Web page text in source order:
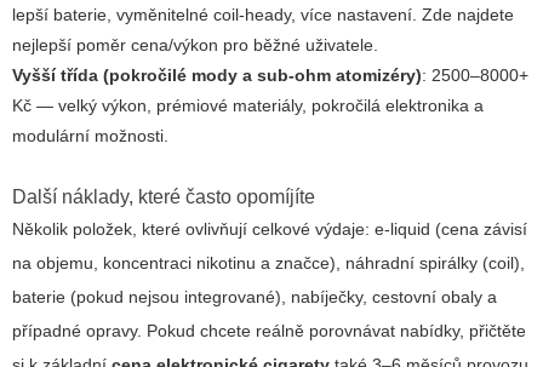
lepší baterie, vyměnitelné coil-heady, více nastavení. Zde najdete
nejlepší poměr cena/výkon pro běžné uživatele.
Vyšší třída (pokročilé mody a sub-ohm atomizéry): 2500–8000+
Kč — velký výkon, prémiové materiály, pokročilá elektronika a
modulární možnosti.
Další náklady, které často opomíjíte
Několik položek, které ovlivňují celkové výdaje: e-liquid (cena závisí
na objemu, koncentraci nikotinu a značce), náhradní spirálky (coil),
baterie (pokud nejsou integrované), nabíječky, cestovní obaly a
případné opravy. Pokud chcete reálně porovnávat nabídky, přičtěte